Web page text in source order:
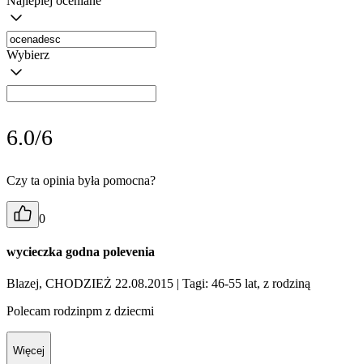
Wybierz
6.0/6
Czy ta opinia była pomocna?
0
wycieczka godna polevenia
Blazej, CHODZIEŻ 22.08.2015 | Tagi: 46-55 lat, z rodziną
Polecam rodzinpm z dziecmi
Więcej